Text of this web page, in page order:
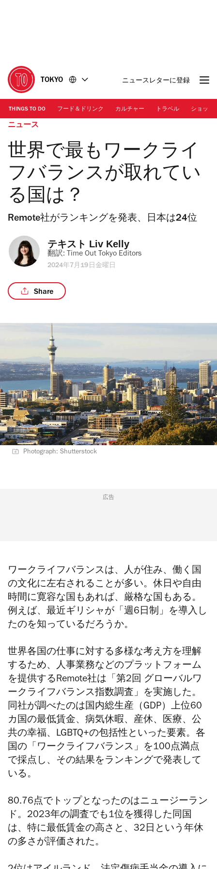
に
移
動
移
動
TOKYO ニュースレターに登録
THINGS TO DO フード＆ドリンク カルチャー トラベル ショッピ
ニュース
世界で最もワークライ
フバランスが取れてい
る国は？
Remote社がランキングを発表、日本は24位
テキスト Liv Kelly
翻訳: Time Out Tokyo Editors
2024年7月19日金曜日
Share
Photograph: Shutterstock
広告
ワークライフバランスは、人が住み、働く国
の文化に左右されることが多い。休日や自由
時間に寛容な国もあれば、厳格な国もある。
例えば、最近ギリシャが 「週6日制」 を導入し
たのを知っているだろうか。
世界各国の仕事に対する多様な考え方を理解
するため、人事業務などのプラットフォーム
を提供するRemote社は 「第2回 グローバルワ
ークライフバランス指数調査」 を実施した。
同社が調べたのは国内総生産（GDP）上位60
カ国の最低賃金、病気休暇、産休、医療、公
共の幸福、LGBTQ+の包括性といった要素。各
国の「ワークライフバランス」を100点満点
で採点し、その結果をランキングで発表して
いる。
80.76点でトップとなったのはニュージーラン
ド。2023年の調査でも1位を獲得した同国
は、特に最低賃金の高さと、32日という年休
の多さが評価された。